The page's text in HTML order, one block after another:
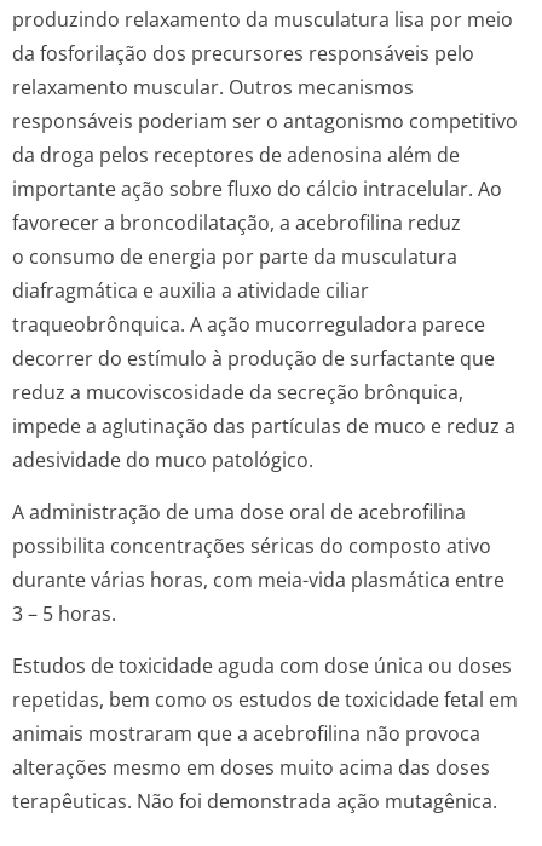
produzindo relaxamento da musculatura lisa por meio
da fosforilação dos precursores responsáveis pelo
relaxamento muscular. Outros mecanismos
responsáveis poderiam ser o antagonismo competitivo
da droga pelos receptores de adenosina além de
importante ação sobre fluxo do cálcio intracelular. Ao
favorecer a broncodilatação, a acebrofilina reduz
o consumo de energia por parte da musculatura
diafragmática e auxilia a atividade ciliar
traqueobrônquica. A ação mucorreguladora parece
decorrer do estímulo à produção de surfactante que
reduz a mucoviscosidade da secreção brônquica,
impede a aglutinação das partículas de muco e reduz a
adesividade do muco patológico.
A administração de uma dose oral de acebrofilina
possibilita concentrações séricas do composto ativo
durante várias horas, com meia-vida plasmática entre
3 – 5 horas.
Estudos de toxicidade aguda com dose única ou doses
repetidas, bem como os estudos de toxicidade fetal em
animais mostraram que a acebrofilina não provoca
alterações mesmo em doses muito acima das doses
terapêuticas. Não foi demonstrada ação mutagênica.